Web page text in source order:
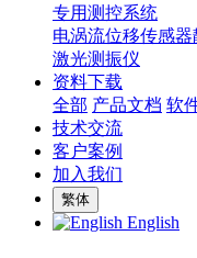
专用测控系统
电涡流位移传感
激光测振仪
资料下载
全部 产品文档 软
技术交流
客户案例
加入我们
繁体
English